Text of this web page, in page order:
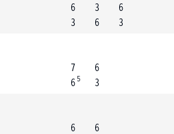
6
3
3
6
6
3
7
6 5
6
3
6
6